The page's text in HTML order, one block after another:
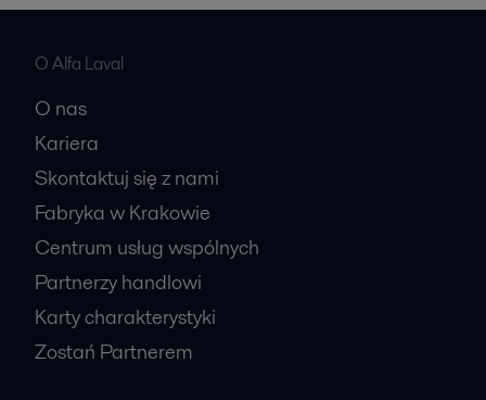
O Alfa Laval
O nas
Kariera
Skontaktuj się z nami
Fabryka w Krakowie
Centrum usług wspólnych
Partnerzy handlowi
Karty charakterystyki
Zostań Partnerem